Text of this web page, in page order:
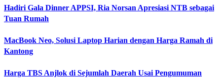
Hadiri Gala Dinner APPSI, Ria Norsan Apresiasi NTB sebagai
Tuan Rumah
MacBook Neo, Solusi Laptop Harian dengan Harga Ramah di
Kantong
Harga TBS Anjlok di Sejumlah Daerah Usai Pengumuman